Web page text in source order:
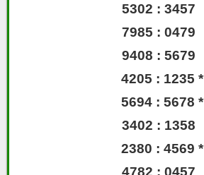
5302 : 3457
7985 : 0479
9408 : 5679
4205 : 1235 *
5694 : 5678 *
3402 : 1358
2380 : 4569 *
4782 : 0457